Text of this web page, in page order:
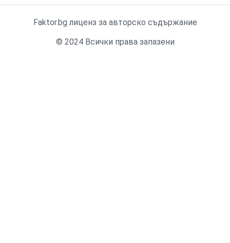
Faktor.bg лиценз за авторско съдържание
© 2024 Всички права запазени